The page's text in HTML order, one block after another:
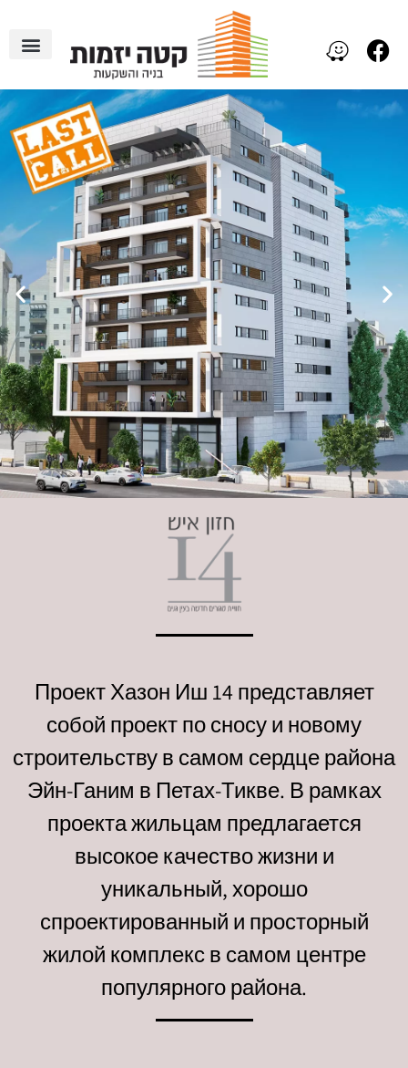
Проект Хазон Иш 14 представляет
собой проект по сносу и новому
строительству в самом сердце района
Эйн-Ганим в Петах-Тикве. В рамках
проекта жильцам предлагается
высокое качество жизни и
уникальный, хорошо
спроектированный и просторный
жилой комплекс в самом центре
популярного района.